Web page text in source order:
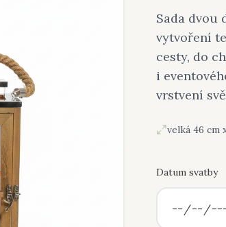
Sada dvou
vytvoření
cesty, do
i
vrstvení
velká 46 cm
Datum svatby